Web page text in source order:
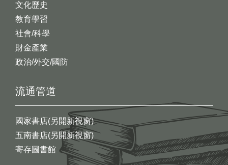
文化歷史
教育學習
社會/科學
財金產業
政治/外交/國防
流通管道
國家書店(另開新視窗)
五南書店(另開新視窗)
寄存圖書館